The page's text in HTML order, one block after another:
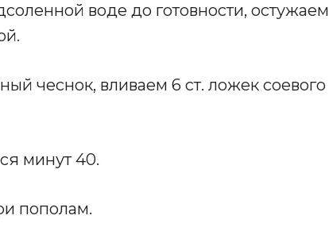
воде до готовности, остужаем
чеснок, вливаем 6 ст. ложек соевого
минут 40.
пополам.